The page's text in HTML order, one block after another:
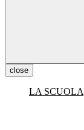
close
LA SCUOLA